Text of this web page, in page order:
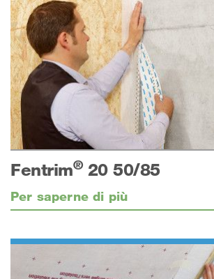
Fentrim®20 50/85
Per saperne di più